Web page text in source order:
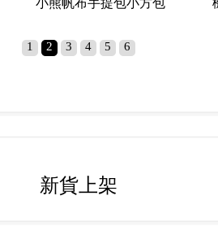
存錢筒大容量7604自動感應捲
沒有小熊
1 2 3 4 5 6
新貨上架